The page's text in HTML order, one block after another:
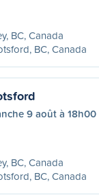
BC, Canada
BC, Canada
9 août à 18h00
BC, Canada
BC, Canada